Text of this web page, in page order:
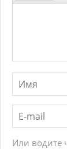
Или водите